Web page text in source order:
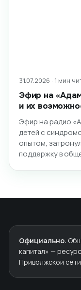
31.07.2026 · 1 мин
Эфир на
и их
Эфир на радио
детей с
опытом,
поддержку в
Официально.
капитал» —
Приволжской